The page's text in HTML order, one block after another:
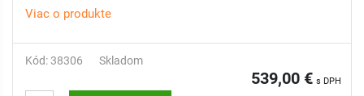
Viac o produkte
Kód: 38306 Skladom
539,00 € s DPH